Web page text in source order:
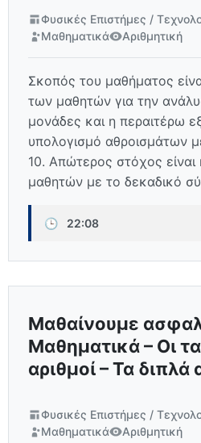
Φυσικές Επιστήμες /
Μαθηματικά
Αριθμητική
Σκοπός του μαθήματος
των μαθητών για την
μονάδες και η περαιτέρω
υπολογισμό αθροισμάτων
10. Απώτερος στόχος
μαθητών με το δεκαδικό
🕒 22:08
Μαθαίνουμε
Μαθηματικά – Οι
αριθμοί – Τα διπλά
Φυσικές Επιστήμες /
Μαθηματικά
Αριθμητική